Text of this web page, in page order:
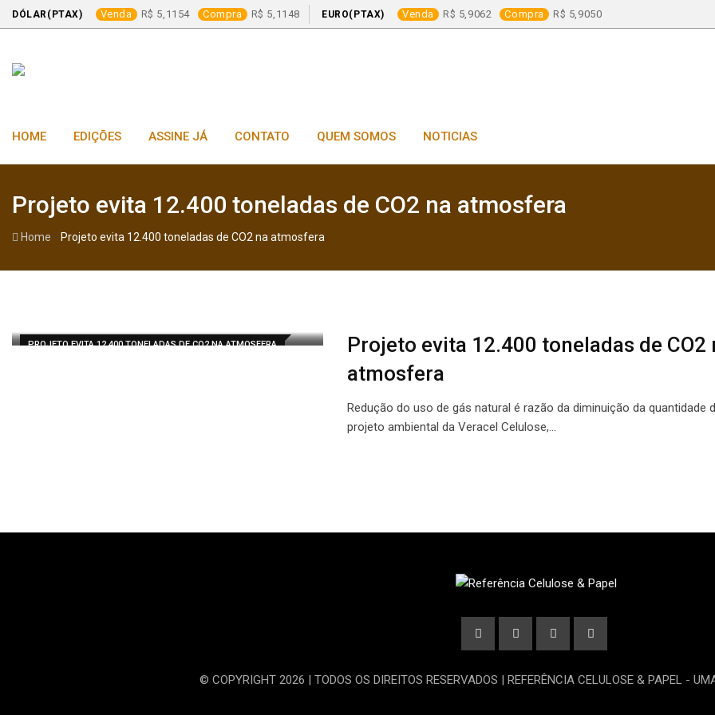
DÓLAR(PTAX) Venda 5,1154 Compra 5,1148 EURO(PTAX) Venda 5,9062 Compra 5,9050
content
HOME EDIÇÕES ASSINE JÁ CONTATO QUEM SOMOS NOTICIAS
Projeto evita 12.400 toneladas de CO2 na atmosfera
Home - Projeto evita 12.400 toneladas de CO2 na atmosfera
PROJETO EVITA 12.400 TONELADAS DE CO2 NA ATMOSFERA
Projeto evita 12.400 toneladas de CO2
atmosfera
Redução do uso de gás natural é razão da diminuição da quantidade
projeto ambiental da Veracel Celulose,…
© COPYRIGHT 2026 | TODOS OS DIREITOS RESERVADOS | REFERÊNCIA CELULOSE & PAPEL -